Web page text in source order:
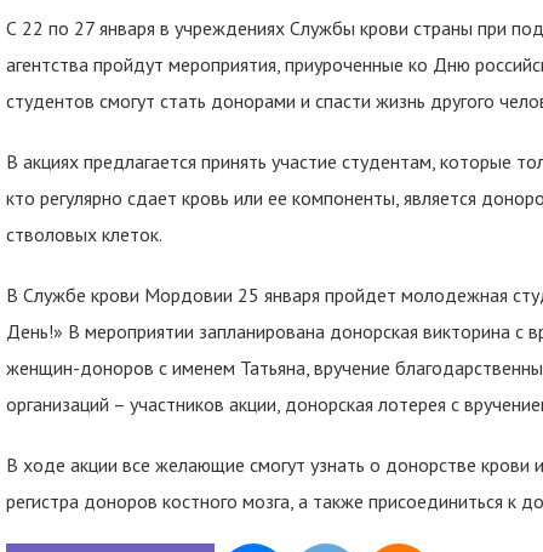
С 22 по 27 января в учреждениях Службы крови страны при
агентства пройдут мероприятия, приуроченные ко Дню
студентов смогут стать донорами и спасти жизнь другого
В акциях предлагается принять участие студентам, которые
кто регулярно сдает кровь или ее компоненты, является
стволовых клеток.
В Службе крови Мордовии 25 января пройдет молодежная
День!» В мероприятии запланирована донорская викторина с
женщин-доноров с именем Татьяна, вручение
организаций – участников акции, донорская лотерея с
В ходе акции все желающие смогут узнать о донорстве
регистра доноров костного мозга, а также присоединиться к